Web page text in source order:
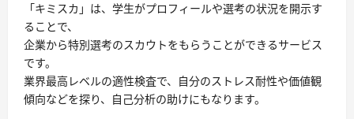
「キミスカ」は、学生がプロフィールや選考の状況を開示す
ることで、
企業から特別選考のスカウトをもらうことができるサービス
です。
業界最高レベルの適性検査で、自分のストレス耐性や価値観
傾向などを探り、自己分析の助けにもなります。